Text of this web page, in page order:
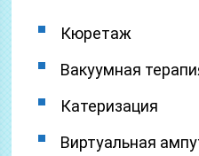
Кюретаж
Вакуумная
Катеризация
Виртуальная